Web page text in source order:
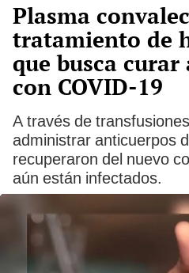
Plasma
tratamiento de
que busca curar
con COVID-19
A través de
administrar anticuerpos
recuperaron del nuevo
aún están infectados.